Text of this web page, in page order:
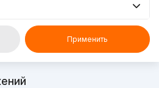
Применить